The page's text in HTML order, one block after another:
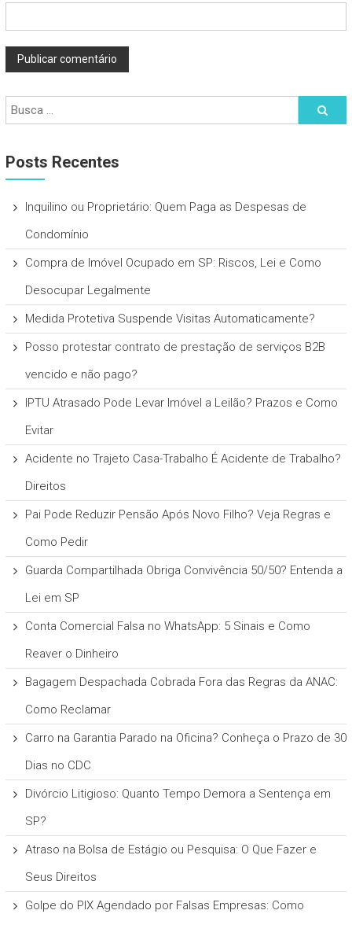
Posts Recentes
Inquilino ou Proprietário: Quem Paga as Despesas de
Condomínio
Compra de Imóvel Ocupado em SP: Riscos, Lei e Como
Desocupar Legalmente
Medida Protetiva Suspende Visitas Automaticamente?
Posso protestar contrato de prestação de serviços B2B
vencido e não pago?
IPTU Atrasado Pode Levar Imóvel a Leilão? Prazos e Como
Evitar
Acidente no Trajeto Casa-Trabalho É Acidente de Trabalho?
Direitos
Pai Pode Reduzir Pensão Após Novo Filho? Veja Regras e
Como Pedir
Guarda Compartilhada Obriga Convivência 50/50? Entenda a
Lei em SP
Conta Comercial Falsa no WhatsApp: 5 Sinais e Como
Reaver o Dinheiro
Bagagem Despachada Cobrada Fora das Regras da ANAC:
Como Reclamar
Carro na Garantia Parado na Oficina? Conheça o Prazo de 30
Dias no CDC
Divórcio Litigioso: Quanto Tempo Demora a Sentença em
SP?
Atraso na Bolsa de Estágio ou Pesquisa: O Que Fazer e
Seus Direitos
Golpe do PIX Agendado por Falsas Empresas: Como